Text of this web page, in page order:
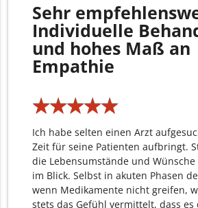
Sehr
Individuelle
und hohes Maß an
Empathie
★★★★★
★★★★★
Ich habe selten einen Arzt
Zeit für seine Patienten aufbringt.
die Lebensumstände und Wünsche
im Blick. Selbst in akuten Phasen
wenn Medikamente nicht greifen,
stets das Gefühl vermittelt, dass es